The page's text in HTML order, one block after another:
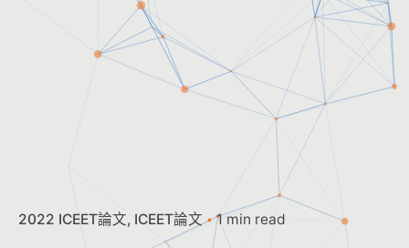
2022 ICEET論文 ICEET論文 1 min read